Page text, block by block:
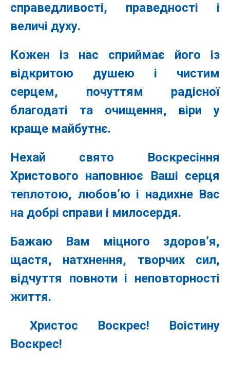
справедливості, праведності і
величі духу.
Кожен із нас сприймає його із
відкритою душею і чистим
серцем, почуттям радісної
благодаті та очищення, віри у
краще майбутнє.
Нехай свято Воскресіння
Христового наповнює Ваші серця
теплотою, любов’ю і надихне Вас
на добрі справи і милосердя.
Бажаю Вам міцного здоров’я,
щастя, натхнення, творчих сил,
відчуття повноти і неповторності
життя.
Христос Воскрес! Воістину
Воскрес!